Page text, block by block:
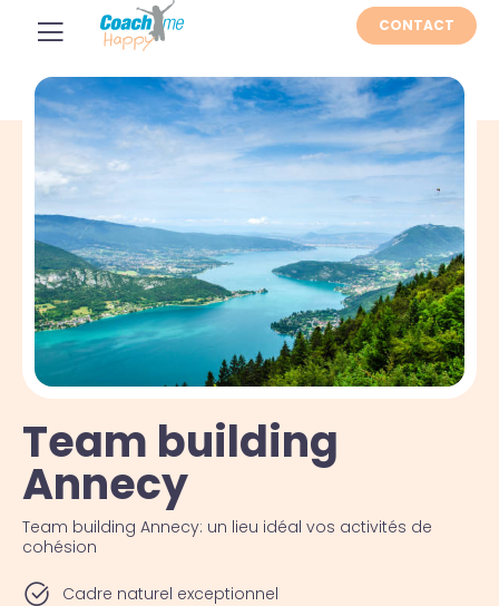
CONTACT
Team building
Annecy
Team building Annecy: un lieu idéal vos activités de
cohésion
Cadre naturel exceptionnel